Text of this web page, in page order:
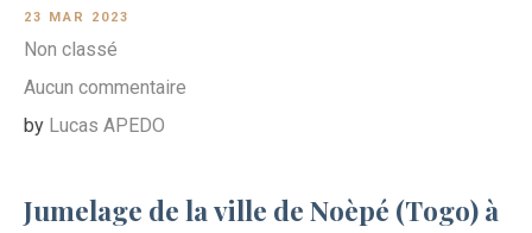
23 MAR 2023
Non classé
Aucun commentaire
by Lucas APEDO
Jumelage de la ville de Noèpé (Togo) à